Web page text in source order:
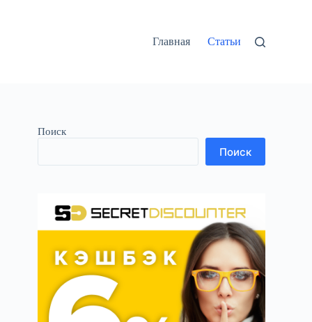
Главная Статьи
Поиск
Поиск